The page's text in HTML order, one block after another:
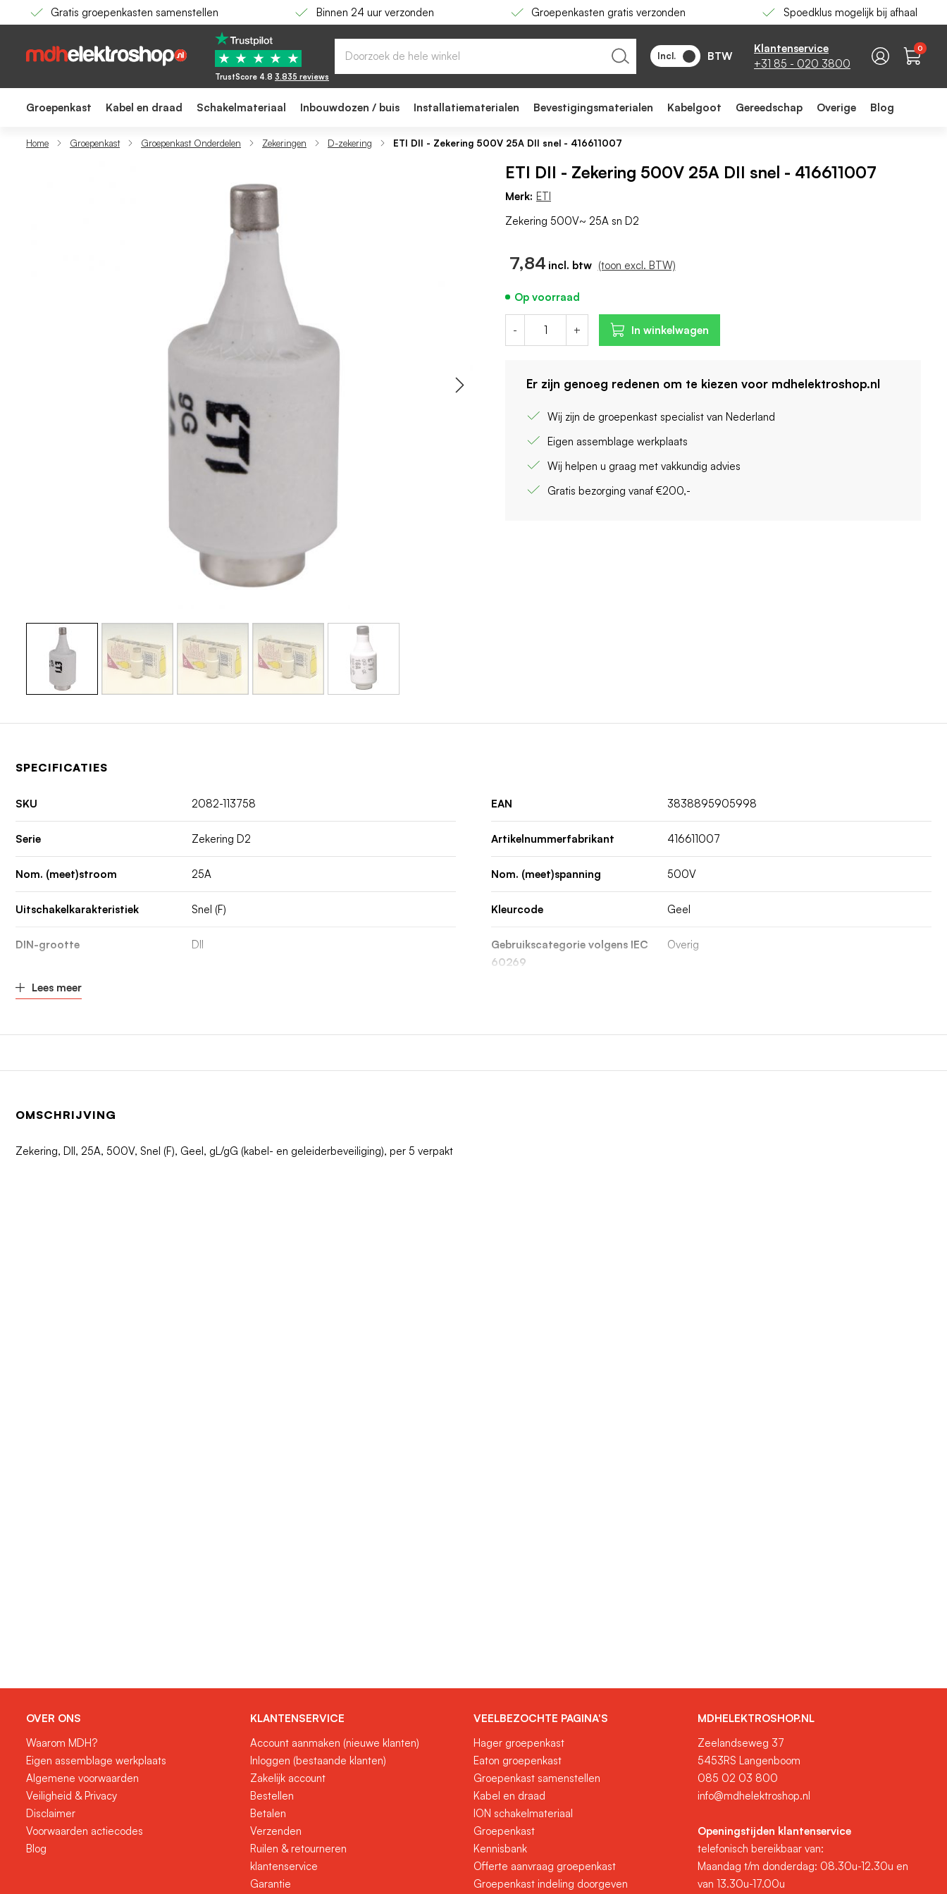
Gratis groepenkasten samenstellen Binnen 24 uur verzonden Groepenkasten gratis verzonden Spoedklus mogelijk bij afhaal
Incl. BTW
Klantenservice
+31 85 - 020 3800
★ ★ ★ ★ ★
TrustScore 4.8 3.835 reviews
0
Groepenkast Kabel en draad Schakelmateriaal Inbouwdozen / buis Installatiematerialen Bevestigingsmaterialen Kabelgoot Gereedschap Overige Blog
Home Groepenkast Groepenkast Onderdelen Zekeringen D-zekering ETI DII - Zekering 500V 25A DII snel - 416611007
ETI DII - Zekering 500V 25A DII snel - 416611007
7,84 (toon excl. BTW)
ETI DII - Zekering 500V 25A DII snel - 416611007
- + In winkelwagen
Merk: ETI
Er zijn genoeg redenen om te kiezen voor mdhelektroshop.nl
Wij zijn de groepenkast specialist van Nederland
Eigen assemblage werkplaats
Wij helpen u graag met vakkundig advies
Gratis bezorging vanaf €200,-
Op voorraad
Zekering 500V~ 25A sn D2
SPECIFICATIES
SKU 2082-113758 EAN 3838895905998
Serie Zekering D2 Artikelnummerfabrikant 416611007
Nom. (meet)stroom 25A Nom. (meet)spanning 500V
Uitschakelkarakteristiek Snel (F) Kleurcode Geel
DIN-grootte DII
Gebruikscategorie volgens IEC
60269
Overig
Lees meer
OMSCHRIJVING
Zekering, DII, 25A, 500V, Snel (F), Geel, gL/gG (kabel- en geleiderbeveiliging), per 5 verpakt
OVER ONS
Waarom MDH?
Eigen assemblage werkplaats
Algemene voorwaarden
Veiligheid & Privacy
Disclaimer
Voorwaarden actiecodes
Blog
KLANTENSERVICE
Account aanmaken (nieuwe klanten)
Inloggen (bestaande klanten)
Zakelijk account
Bestellen
Betalen
Verzenden
Ruilen & retourneren
klantenservice
Garantie
VEELBEZOCHTE PAGINA'S
Hager groepenkast
Eaton groepenkast
Groepenkast samenstellen
Kabel en draad
ION schakelmateriaal
Groepenkast
Kennisbank
Offerte aanvraag groepenkast
Groepenkast indeling doorgeven
MDHELEKTROSHOP.NL
Zeelandseweg 37
5453RS Langenboom
085 02 03 800
info@mdhelektroshop.nl
Openingstijden klantenservice
telefonisch bereikbaar van:
Maandag t/m donderdag: 08.30u-12.30u en
van 13.30u-17.00u